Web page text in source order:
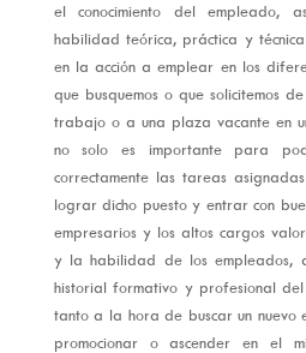
el conocimiento del empleado,
habilidad teórica, práctica y
en la acción a emplear en los
que busquemos o que solicitemos
trabajo o a una plaza vacante en
no solo es importante para
correctamente las tareas
lograr dicho puesto y entrar con
empresarios y los altos cargos
y la habilidad de los empleados,
historial formativo y profesional
tanto a la hora de buscar un nuevo
promocionar o ascender en el